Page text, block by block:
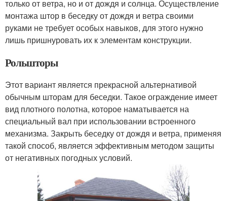
только от ветра, но и от дождя и солнца. Осуществление
монтажа штор в беседку от дождя и ветра своими
руками не требует особых навыков, для этого нужно
лишь пришнуровать их к элементам конструкции.
Рольшторы
Этот вариант является прекрасной альтернативой
обычным шторам для беседки. Такое ограждение имеет
вид плотного полотна, которое наматывается на
специальный вал при использовании встроенного
механизма. Закрыть беседку от дождя и ветра, применяя
такой способ, является эффективным методом защиты
от негативных погодных условий.